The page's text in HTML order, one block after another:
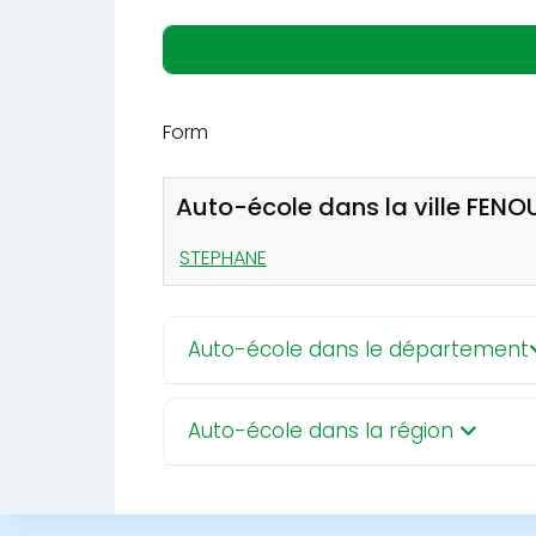
Form
Auto-école dans la ville
STEPHANE
Auto-école dans le département
Auto-école dans la région